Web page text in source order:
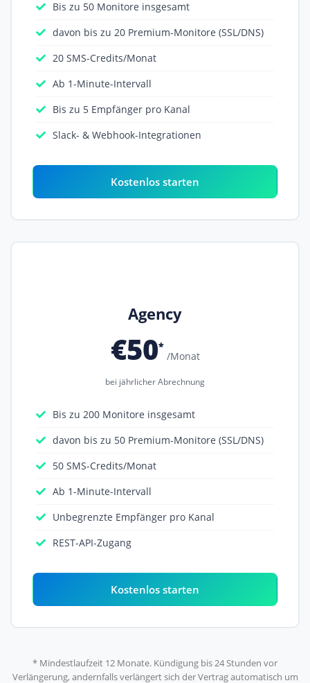
Bis zu 50 Monitore insgesamt
davon bis zu 20 Premium-Monitore (SSL/DNS)
20 SMS-Credits/Monat
Ab 1-Minute-Intervall
Bis zu 5 Empfänger pro Kanal
Slack- & Webhook-Integrationen
Kostenlos starten
Agency
€50*
/Monat
bei jährlicher Abrechnung
Bis zu 200 Monitore insgesamt
davon bis zu 50 Premium-Monitore (SSL/DNS)
50 SMS-Credits/Monat
Ab 1-Minute-Intervall
Unbegrenzte Empfänger pro Kanal
REST-API-Zugang
Kostenlos starten
* Mindestlaufzeit 12 Monate. Kündigung bis 24 Stunden vor
Verlängerung, andernfalls verlängert sich der Vertrag automatisch um